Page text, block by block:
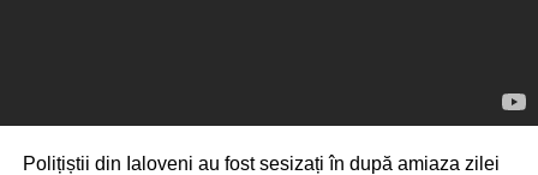
Polițiștii din Ialoveni au fost sesizați în după amiaza zilei